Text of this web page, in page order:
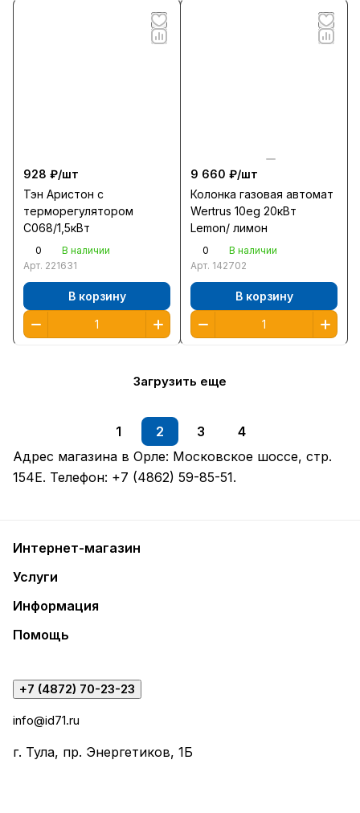
928 ₽/шт
Тэн Аристон с
терморегулятором
С068/1,5кВт
0
В наличии
Арт. 221631
В корзину
9 660 ₽/шт
Колонка газовая автомат
Wertrus 10eg 20кВт
Lemon/ лимон
0
В наличии
Арт. 142702
В корзину
Загрузить еще
1 2 3
4
Адрес магазина в Орле: Московское шоссе, стр.
154Е. Телефон: +7 (4862) 59-85-51.
Интернет-магазин
Услуги
Информация
Помощь
+7 (4872) 70-23-23
info@id71.ru
г. Тула, пр. Энергетиков, 1Б